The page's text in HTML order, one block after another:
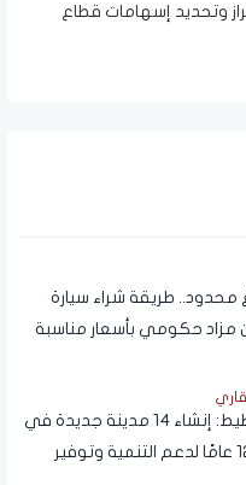
وتحديد إسهامات قطاع
محدود.. طريقة شراء سيارة
حكومي بأسعار مناسبة
استشاري تخطيط: إنشاء 14 مدينة جديدة في
الصعيد خلال 12 عامًا لدعم التنمية وتوفير